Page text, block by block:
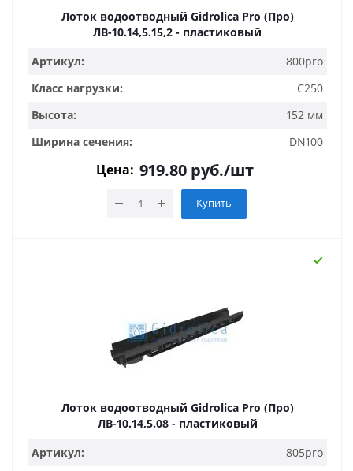
Лоток водоотводный Gidrolica Pro (Про)
ЛВ-10.14,5.15,2 - пластиковый
Артикул:
800pro
Класс нагрузки:
C250
Высота:
152 мм
Ширина сечения:
DN100
Цена: 919.80руб./шт
Купить
Лоток водоотводный Gidrolica Pro (Про)
ЛВ-10.14,5.08 - пластиковый
Артикул:
805pro